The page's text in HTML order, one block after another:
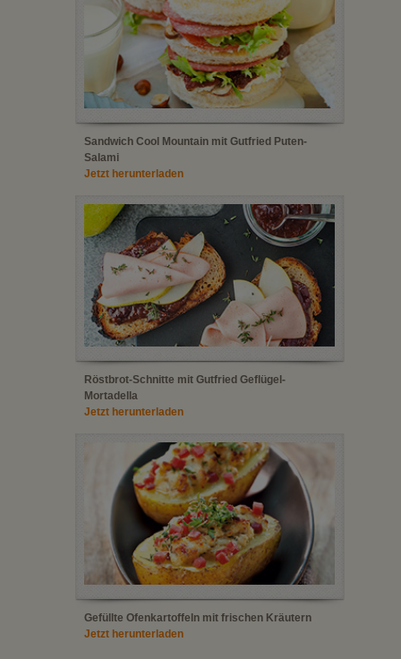
Sandwich Cool Mountain mit Gutfried Puten-
Salami
Jetzt herunterladen
Röstbrot-Schnitte mit Gutfried Geflügel-
Mortadella
Jetzt herunterladen
Gefüllte Ofenkartoffeln mit frischen Kräutern
Jetzt herunterladen